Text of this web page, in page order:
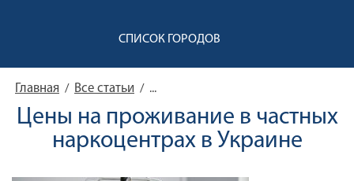
СПИСОК ГОРОДОВ
Главная / Все статьи / ...
Цены на проживание в частных
наркоцентрах в Украине